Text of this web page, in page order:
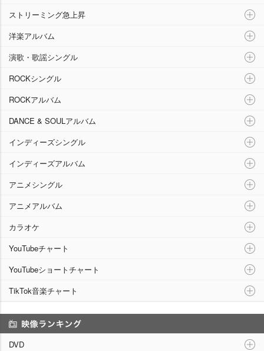
ストリーミング急上昇
洋楽アルバム
演歌・歌謡シングル
ROCKシングル
ROCKアルバム
DANCE & SOULアルバム
インディーズシングル
インディーズアルバム
アニメシングル
アニメアルバム
カラオケ
YouTubeチャート
YouTubeショートチャート
TikTok音楽チャート
DVD